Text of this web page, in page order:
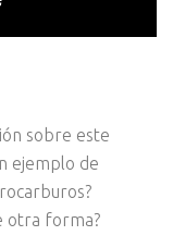
sobre este
ejemplo de
otra forma?